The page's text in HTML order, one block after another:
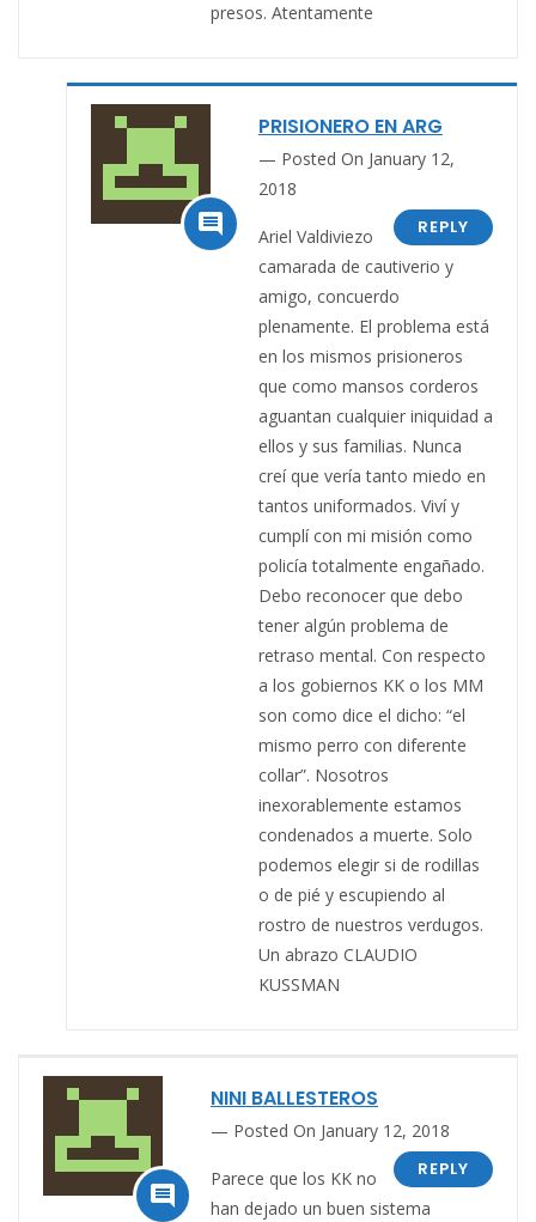
presos. Atentamente

PRISIONERO EN ARG
Posted On January 12,
2018
REPLY
Ariel Valdiviezo
camarada de cautiverio y
amigo, concuerdo
plenamente. El problema está
en los mismos prisioneros
que como mansos corderos
aguantan cualquier iniquidad a
ellos y sus familias. Nunca
creí que vería tanto miedo en
tantos uniformados. Viví y
cumplí con mi misión como
policía totalmente engañado.
Debo reconocer que debo
tener algún problema de
retraso mental. Con respecto
a los gobiernos KK o los MM
son como dice el dicho: “el
mismo perro con diferente
collar”. Nosotros
inexorablemente estamos
condenados a muerte. Solo
podemos elegir si de rodillas
o de pié y escupiendo al
rostro de nuestros verdugos.
Un abrazo CLAUDIO
KUSSMAN

NINI BALLESTEROS
Posted On January 12, 2018
REPLY
Parece que los KK no
han dejado un buen sistema